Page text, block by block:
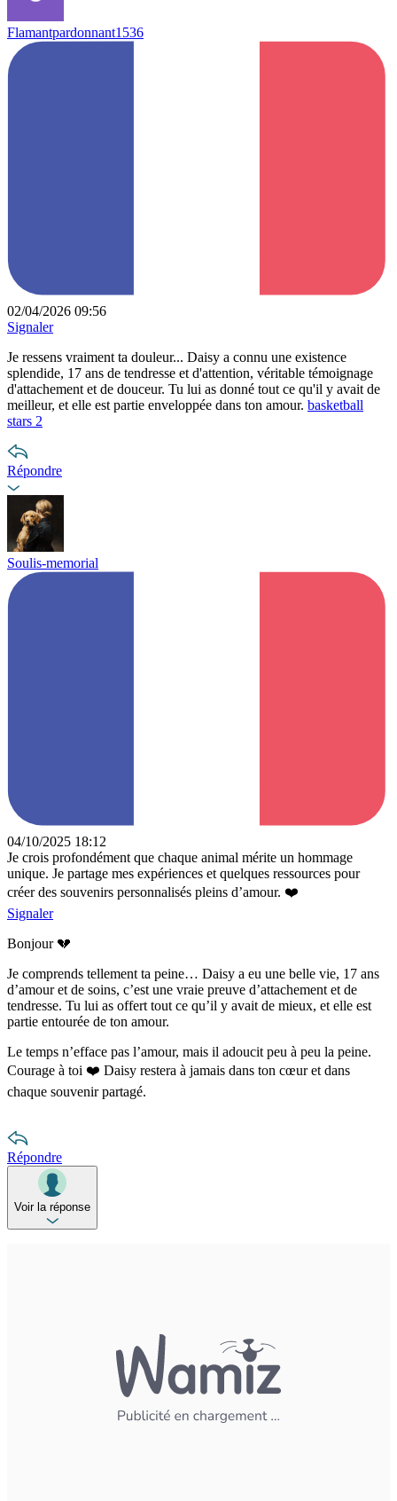
Flamantpardonnant1536
02/04/2026 09:56
Signaler
Je ressens vraiment ta douleur... Daisy a connu une existence
splendide, 17 ans de tendresse et d'attention, véritable témoignage
d'attachement et de douceur. Tu lui as donné tout ce qu'il y avait de
meilleur, et elle est partie enveloppée dans ton amour. basketball
stars 2
Répondre
Soulis-memorial
04/10/2025 18:12
Je crois profondément que chaque animal mérite un hommage
unique. Je partage mes expériences et quelques ressources pour
créer des souvenirs personnalisés pleins d’amour. ❤️
Signaler
Bonjour 💔
Je comprends tellement ta peine… Daisy a eu une belle vie, 17 ans
d’amour et de soins, c’est une vraie preuve d’attachement et de
tendresse. Tu lui as offert tout ce qu’il y avait de mieux, et elle est
partie entourée de ton amour.
Le temps n’efface pas l’amour, mais il adoucit peu à peu la peine.
Courage à toi ❤️ Daisy restera à jamais dans ton cœur et dans
chaque souvenir partagé.
Répondre
Voir la réponse